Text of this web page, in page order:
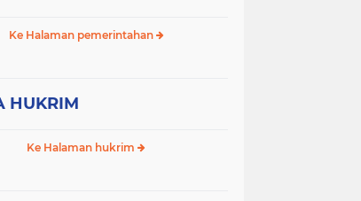
Ke Halaman pemerintahan
HUKRIM
Ke Halaman hukrim